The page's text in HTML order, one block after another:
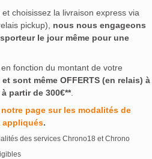
choisissez la livraison express via
pickup), nous nous engageons
le jour même pour une
en fonction du montant de votre
et sont même OFFERTS (en relais) à
partir de 300€**.
notre page sur les modalités de
appliqués.
des services Chrono18 et Chrono